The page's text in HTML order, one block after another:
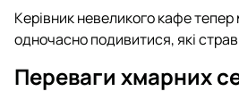
Керівник невеликого кафе
одночасно подивитися, які
Переваги хмарних